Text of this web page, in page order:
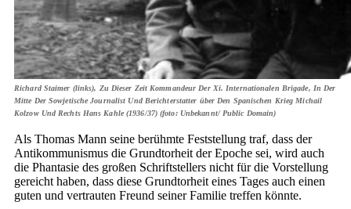
Richard Staimer (links), Zu Dieser Zeit Kommandeur Der Xi. Internationalen Brigade, In Der
Mitte Der Sowjetische Journalist Und Berichterstatter über Den Spanischen Krieg Michail
Kolzow Und Rechts Hans Kahle (1936/37) (foto: Unbekannt/ Public Domain)
Als Thomas Mann seine berühmte Feststellung traf, dass der
Antikommunismus die Grundtorheit der Epoche sei, wird auch
die Phantasie des großen Schriftstellers nicht für die Vorstellung
gereicht haben, dass diese Grundtorheit eines Tages auch einen
guten und vertrauten Freund seiner Familie treffen könnte.